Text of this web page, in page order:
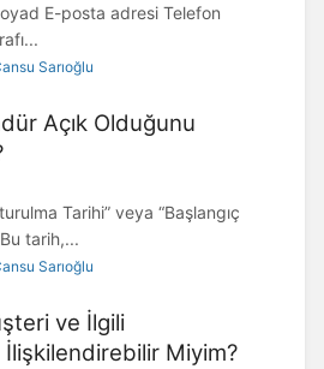
E-posta adresi Telefon
Sarıoğlu
Açık Olduğunu
Tarihi” veya “Başlangıç
tarih,...
Sarıoğlu
ve İlgili
Miyim?